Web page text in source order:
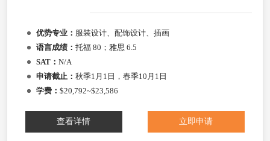
优势专业： 服装设计、配饰设计、插画
语言成绩： 托福 80；雅思 6.5
SAT： N/A
申请截止： 秋季1月1日，春季10月1日
学费： $20,792~$23,586
查看详情 立即申请